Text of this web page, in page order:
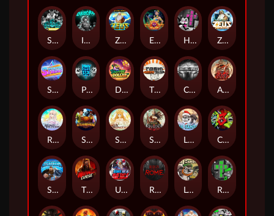
SixSixSix Invictus Ze Zeus Eye of Medusa Hot Ross Zeus Ze Zecond
Superstar Sevens PRAY FOR SIX Danny Dollar TOSHI WAYS CLUB CIRCLE OF LIFE ARMY OF ARES
RAINBOW PRINCESS STEAMRUNNERS SUN PRINCESS SPEAR OF ATHENA LE SANTA CHAOS CREW 3
STORMBORN THE WILDWOOD CURSE Ultimate Slot of America Reign of Rome Le Bandit Rad Maxx